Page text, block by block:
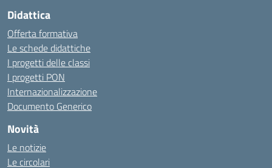
Didattica
Offerta formativa
Le schede didattiche
I progetti delle classi
I progetti PON
Internazionalizzazione
Documento Generico
Novità
Le notizie
Le circolari